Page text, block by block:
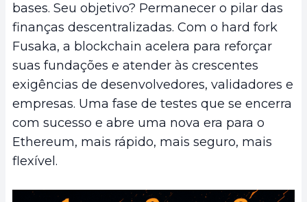
bases. Seu objetivo? Permanecer o pilar das
finanças descentralizadas. Com o hard fork
Fusaka, a blockchain acelera para reforçar
suas fundações e atender às crescentes
exigências de desenvolvedores, validadores e
empresas. Uma fase de testes que se encerra
com sucesso e abre uma nova era para o
Ethereum, mais rápido, mais seguro, mais
flexível.